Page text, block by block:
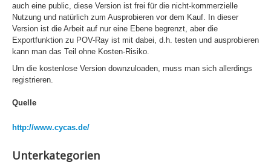
PHP
Webdesign
CMS
Grafik
JavaScript
Home
auch eine public, diese Version ist frei für die nicht-kommerzielle
Nutzung und natürlich zum Ausprobieren vor dem Kauf. In dieser
Version ist die Arbeit auf nur eine Ebene begrenzt, aber die
Exportfunktion zu POV-Ray ist mit dabei, d.h. testen und ausprobieren
kann man das Teil ohne Kosten-Risiko.
Um die kostenlose Version downzuloaden, muss man sich allerdings
registrieren.
Quelle
http://www.cycas.de/
Unterkategorien